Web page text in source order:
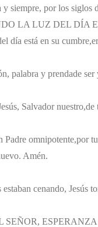
y siempre, por los siglos
LA LUZ DEL DÍA
día está en su cumbre,
palabra y prendade ser
Salvador nuestro,de
Padre omnipotente,por
Amén.
cenando, Jesús
SEÑOR,